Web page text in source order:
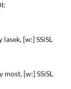
[w:] SSiSL
[w:] SSiSL